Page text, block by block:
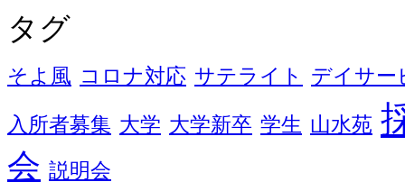
タグ
そよ風 コロナ対応 サテライト デイサー
入所者募集 大学 大学新卒 学生 山水苑
会 説明会